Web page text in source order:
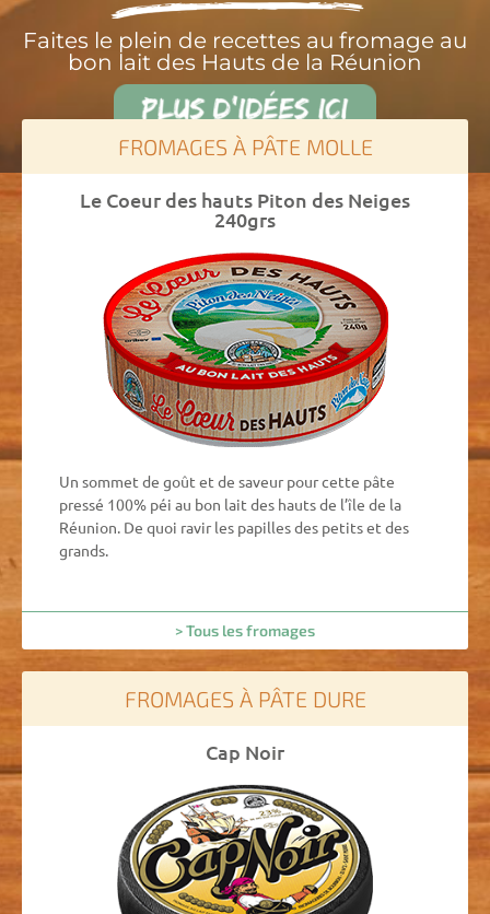
Faites le plein de recettes au fromage au
bon lait des Hauts de la Réunion
FROMAGES À PÂTE MOLLE
Le Coeur des hauts Piton des Neiges
240grs
Un sommet de goût et de saveur pour cette pâte
pressé 100% péi au bon lait des hauts de l’île de la
Réunion. De quoi ravir les papilles des petits et des
grands.
> Tous les fromages
FROMAGES À PÂTE DURE
Cap Noir